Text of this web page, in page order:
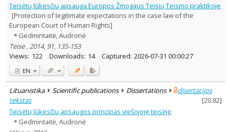
Teisėtų lūkesčių apsauga Europos Žmogaus Teisių Teismo praktikoje
[Protection of legitimate expectations in the case law of the
European Court of Human Rights]
Gedmintaitė, Audronė
Teisė , 2014, 91, 135-153
Views: 122 Downloads: 14 Captured: 2026-07-31 00:00:27
EN
Lituanistika Scientific publications Dissertations
disertacijos
tekstas
[20.82]
Teisėtų lūkesčių apsaugos principas viešojoje teisėje
Gedmintaitė, Audronė